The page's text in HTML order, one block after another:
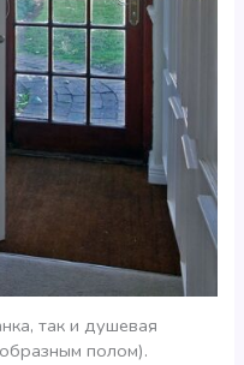
так и душевая
полом).